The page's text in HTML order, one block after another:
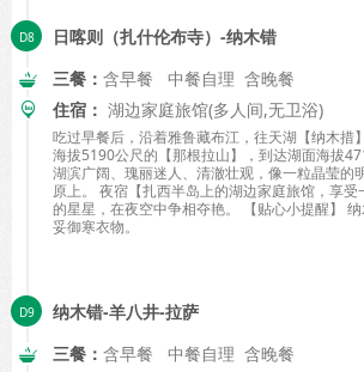
日喀则（扎什伦布寺）-纳木错
三餐： 含早餐 中餐自理 含晚餐
住宿： 湖边家庭旅馆(多人间,无卫浴)
吃过早餐后，沿着雅鲁藏布江，往天湖【纳木措
海拔5190公尺的【那根拉山】，到达湖面海拔
湖滨广阔、瑰丽迷人、清澈壮观，像一粒晶莹的
原上。 夜宿【扎西半岛上的湖边家庭旅馆，享
的星星，在夜空中争相夺艳。 【贴心小提醒】
妥御寒衣物。
纳木错-羊八井-拉萨
三餐： 含早餐 中餐自理 含晚餐